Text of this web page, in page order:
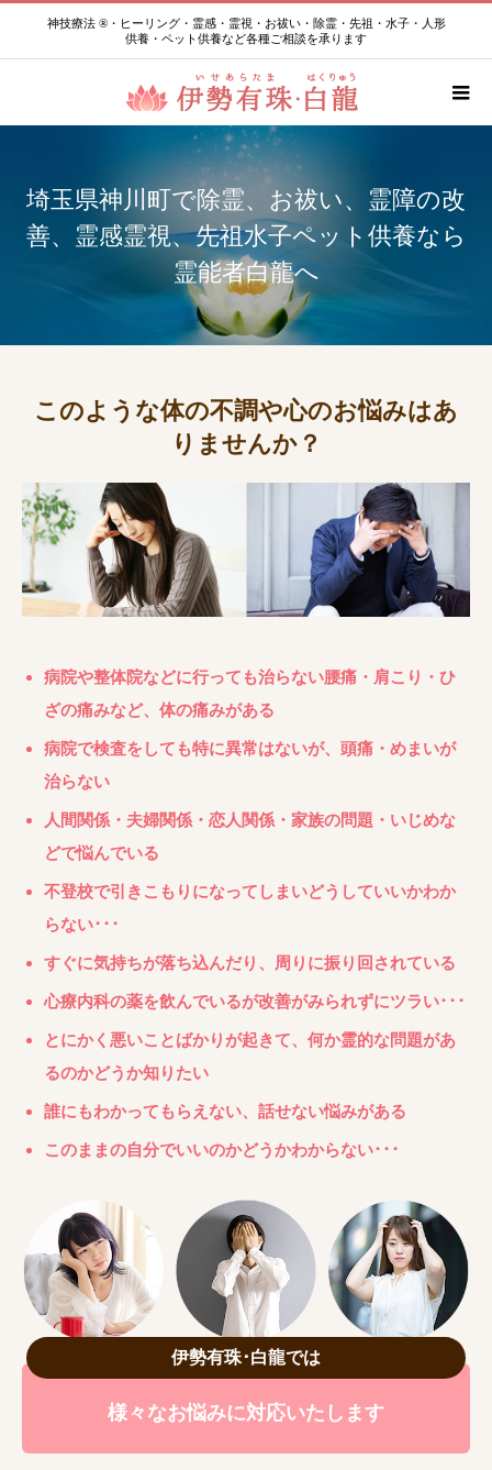
神技療法 ®・ヒーリング・霊感・霊視・お祓い・除霊・先祖・水子・人形
供養・ペット供養など各種ご相談を承ります
埼玉県神川町で除霊、お祓い、霊障の改
善、霊感霊視、先祖水子ペット供養なら
霊能者白龍へ
このような体の不調や心のお悩みはあ
りませんか？
病院や整体院などに行っても治らない腰痛・肩こり・ひ
ざの痛みなど、体の痛みがある
病院で検査をしても特に異常はないが、頭痛・めまいが
治らない
人間関係・夫婦関係・恋人関係・家族の問題・いじめな
どで悩んでいる
不登校で引きこもりになってしまいどうしていいかわか
らない･･･
すぐに気持ちが落ち込んだり、周りに振り回されている
心療内科の薬を飲んでいるが改善がみられずにツラい･･･
とにかく悪いことばかりが起きて、何か霊的な問題があ
るのかどうか知りたい
誰にもわかってもらえない、話せない悩みがある
このままの自分でいいのかどうかわからない･･･
伊勢有珠･白龍では
様々なお悩みに対応いたします